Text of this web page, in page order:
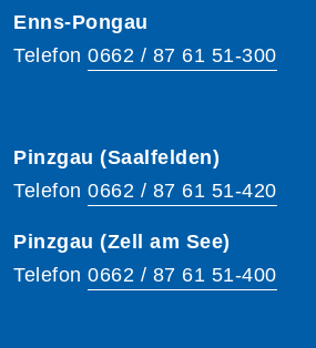
Enns-Pongau
Telefon 0662 / 87 61 51-300
Pinzgau (Saalfelden)
Telefon 0662 / 87 61 51-420
Pinzgau (Zell am See)
Telefon 0662 / 87 61 51-400